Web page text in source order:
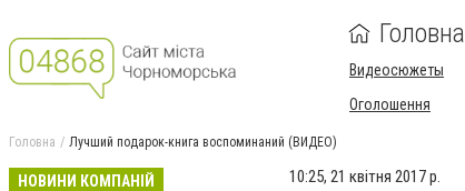
Головна
Видеосюжеты
Оголошення
Головна Лучший подарок-книга воспоминаний (ВИДЕО)
НОВИНИ КОМПАНІЙ 10:25, 21 квітня 2017 р.